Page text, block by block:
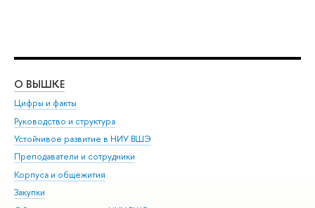
О ВЫШКЕ
Цифры и факты
Руководство и структура
Устойчивое развитие в НИУ ВШЭ
Преподаватели и сотрудники
Корпуса и общежития
Закупки